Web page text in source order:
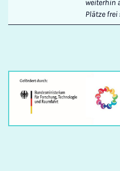
weiterhin
Plätze frei